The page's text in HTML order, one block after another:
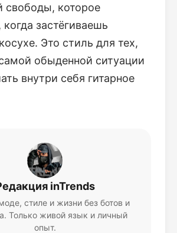
свободы, которое
когда застёгиваешь
Это стиль для тех,
обыденной ситуации
внутри себя гитарное
inTrends
стиле и жизни без ботов и
Только живой язык и личный
опыт.